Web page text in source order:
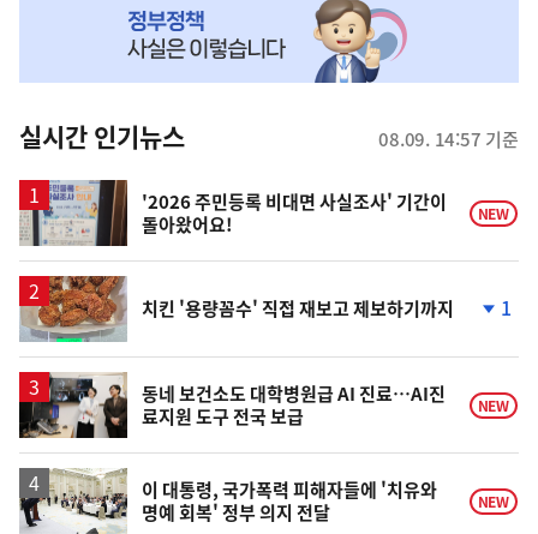
뉴
스
실시간 인기뉴스 08.09. 14:57 기준
'2026 주민등록 비대면 사실조사' 기간이
돌아왔어요!
NEW
치킨 '용량꼼수' 직접 재보고 제보하기까지
락
1
동네 보건소도 대학병원급 AI 진료…AI진
료지원 도구 전국 보급
NEW
이 대통령, 국가폭력 피해자들에 '치유와
명예 회복' 정부 의지 전달
NEW